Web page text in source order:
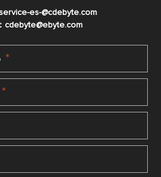
es-@cdebyte.com
cdebyte@ebyte.com
*
*